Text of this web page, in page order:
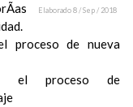
Elaborado 8 / Sep / 2018
proceso de nueva
el proceso de